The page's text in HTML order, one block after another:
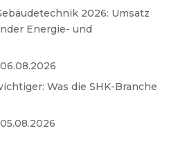
2026: Umsatz
Energie- und
Was die SHK-Branche